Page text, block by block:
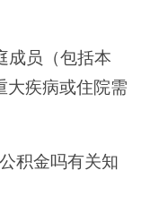
成员（包括本
大疾病或住院需
积金吗有关知